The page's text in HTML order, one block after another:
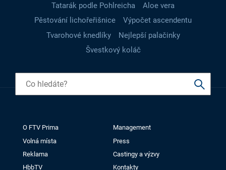
Tatarák podle Pohlreicha
Aloe vera
Pěstování lichořeřišnice
Výpočet ascendentu
Tvarohové knedlíky
Nejlepší palačinky
Švestkový koláč
O FTV Prima
Management
Volná místa
Press
Reklama
Castingy a výzvy
HbbTV
Kontakty